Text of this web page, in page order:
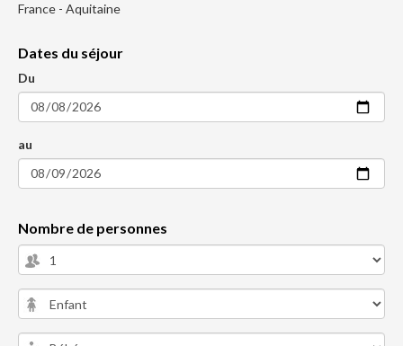
France - Aquitaine
Dates du séjour
Du
au
Nombre de personnes